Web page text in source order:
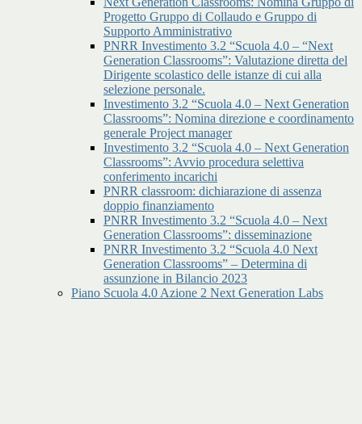
Progetto Gruppo di Collaudo e Gruppo di
Supporto Amministrativo
PNRR Investimento 3.2 “Scuola 4.0 – “Next
Generation Classrooms”: Valutazione diretta del
Dirigente scolastico delle istanze di cui alla
selezione personale.
Investimento 3.2 “Scuola 4.0 – Next Generation
Classrooms”: Nomina direzione e coordinamento
generale Project manager
Investimento 3.2 “Scuola 4.0 – Next Generation
Classrooms”: Avvio procedura selettiva
conferimento incarichi
PNRR classroom: dichiarazione di assenza
doppio finanziamento
PNRR Investimento 3.2 “Scuola 4.0 – Next
Generation Classrooms”: disseminazione
PNRR Investimento 3.2 “Scuola 4.0 Next
Generation Classrooms” – Determina di
assunzione in Bilancio 2023
Piano Scuola 4.0 Azione 2 Next Generation Labs